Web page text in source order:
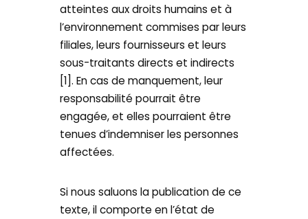
atteintes aux droits humains et à
l’environnement commises par leurs
filiales, leurs fournisseurs et leurs
sous-traitants directs et indirects
[1]. En cas de manquement, leur
responsabilité pourrait être
engagée, et elles pourraient être
tenues d’indemniser les personnes
affectées.
Si nous saluons la publication de ce
texte, il comporte en l’état de